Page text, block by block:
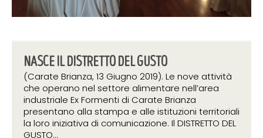
NASCE IL DISTRETTO DEL GUSTO
(Carate Brianza, 13 Giugno 2019). Le nove attività
che operano nel settore alimentare nell’area
industriale Ex Formenti di Carate Brianza
presentano alla stampa e alle istituzioni territoriali
la loro iniziativa di comunicazione. Il DISTRETTO DEL
GUSTO...